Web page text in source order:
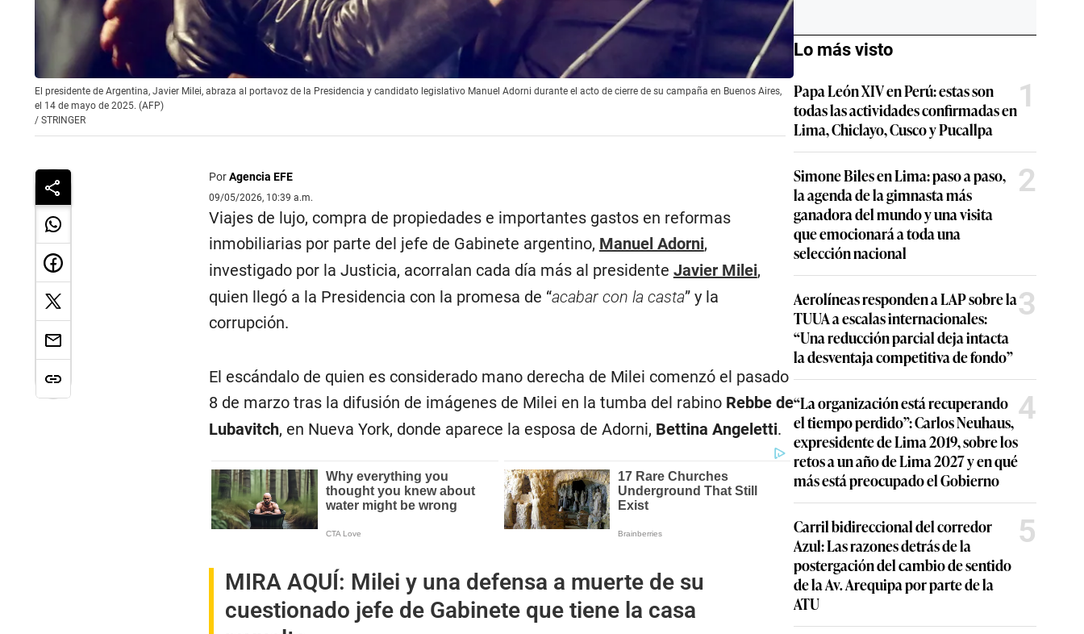
El presidente de Argentina, Javier Milei, abraza al portavoz de la Presidencia y candidato legislativo Manuel Adorni durante el acto de cierre de su campaña en Buenos Aires,
el 14 de mayo de 2025. (AFP)
/ STRINGER
PorAgencia EFE
09/05/2026, 10:39 a.m.
Viajes de lujo, compra de propiedades e importantes gastos en reformas
inmobiliarias por parte del jefe de Gabinete argentino, Manuel Adorni,
investigado por la Justicia, acorralan cada día más al presidente Javier Milei,
quien llegó a la Presidencia con la promesa de “acabar con la casta” y la
corrupción.
El escándalo de quien es considerado mano derecha de Milei comenzó el pasado
8 de marzo tras la difusión de imágenes de Milei en la tumba del rabino Rebbe de
Lubavitch, en Nueva York, donde aparece la esposa de Adorni, Bettina Angeletti.
MIRA AQUÍ: Milei y una defensa a muerte de su
cuestionado jefe de Gabinete que tiene la casa
Lo más visto
Papa León XIV en Perú: estas son
todas las actividades confirmadas en
Lima, Chiclayo, Cusco y Pucallpa
1
Simone Biles en Lima: paso a paso,
la agenda de la gimnasta más
ganadora del mundo y una visita
que emocionará a toda una
selección nacional
2
Aerolíneas responden a LAP sobre la
TUUA a escalas internacionales:
“Una reducción parcial deja intacta
la desventaja competitiva de fondo”
3
“La organización está recuperando
el tiempo perdido”: Carlos Neuhaus,
expresidente de Lima 2019, sobre los
retos a un año de Lima 2027 y en qué
más está preocupado el Gobierno
4
Carril bidireccional del corredor
Azul: Las razones detrás de la
postergación del cambio de sentido
de la Av. Arequipa por parte de la
ATU
5